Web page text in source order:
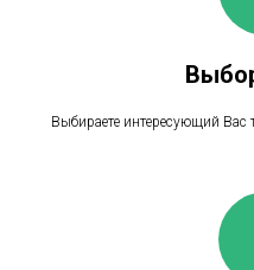
Выбираете интересующий Вас